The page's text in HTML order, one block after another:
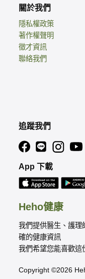
Heho健康
我們提供醫生、護理
確的健康資訊
我們希望您能喜歡這
Copyright ©2026
關於我們
隱私權政策
著作權聲明
徵才資訊
聯絡我們
追蹤我們
App 下載